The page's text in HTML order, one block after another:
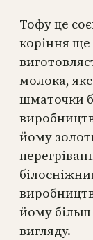
Тофу це
коріння ще
молока,
шматочки
йому
йому більш
вигляду.